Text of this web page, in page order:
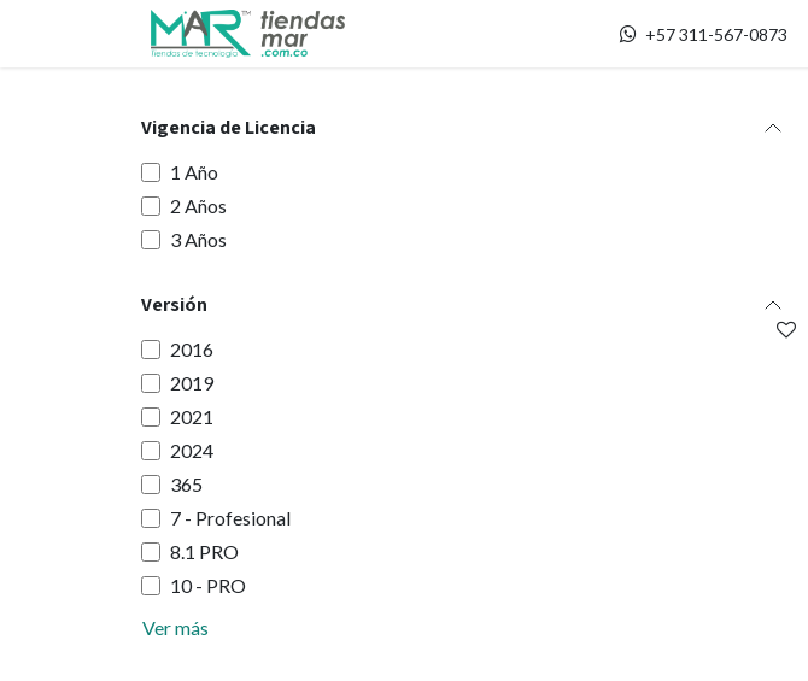
Contáctanos +57 311-567-0873
Vigencia de Licencia
1 Año
2 Años
3 Años
Versión
2016
2019
2021
2024
365
7 - Profesional
8.1 PRO
10 - PRO
Ver más